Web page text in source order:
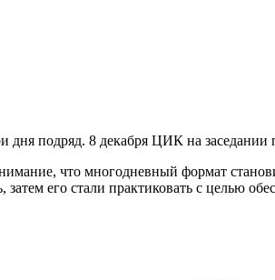
дня подряд. 8 декабря ЦИК на
что многодневный формат
его стали практиковать с целью